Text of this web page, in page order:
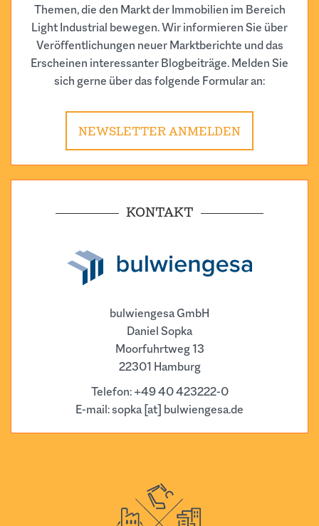
Themen, die den Markt der Immobilien im Bereich
Light Industrial bewegen. Wir informieren Sie über
Veröffentlichungen neuer Marktberichte und das
Erscheinen interessanter Blogbeiträge. Melden Sie
sich gerne über das folgende Formular an:
NEWSLETTER ANMELDEN
KONTAKT
bulwiengesa GmbH
Daniel Sopka
Moorfuhrtweg 13
22301 Hamburg
Telefon: +49 40 423222-0
E-mail:sopka[at] bulwiengesa.de